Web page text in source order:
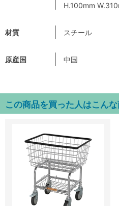
H.100mm
材質 スチール
原産国 中国
この商品を買った人はこん